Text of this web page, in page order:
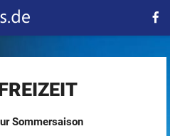
Sommersaison